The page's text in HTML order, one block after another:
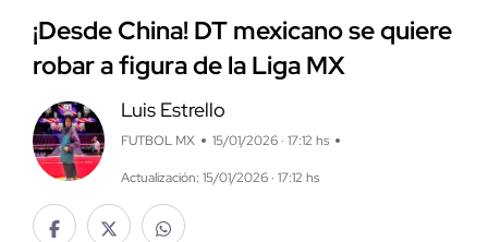
¡Desde China! DT mexicano se quiere
robar a figura de la Liga MX
Luis Estrello
FUTBOL MX 15/01/2026 · 17:12 hs
Actualización: 15/01/2026 · 17:12 hs